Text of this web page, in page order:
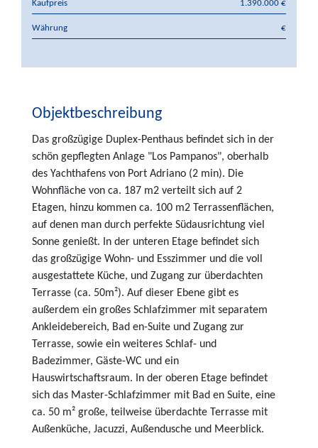
Kaufpreis 1.390.000 €
Währung €
Objektbeschreibung
Das großzügige Duplex-Penthaus befindet sich in der
schön gepflegten Anlage "Los Pampanos", oberhalb
des Yachthafens von Port Adriano (2 min). Die
Wohnfläche von ca. 187 m2 verteilt sich auf 2
Etagen, hinzu kommen ca. 100 m2 Terrassenflächen,
auf denen man durch perfekte Südausrichtung viel
Sonne genießt. In der unteren Etage befindet sich
das großzügige Wohn- und Esszimmer und die voll
ausgestattete Küche, und Zugang zur überdachten
Terrasse (ca. 50m²). Auf dieser Ebene gibt es
außerdem ein großes Schlafzimmer mit separatem
Ankleidebereich, Bad en-Suite und Zugang zur
Terrasse, sowie ein weiteres Schlaf- und
Badezimmer, Gäste-WC und ein
Hauswirtschaftsraum. In der oberen Etage befindet
sich das Master-Schlafzimmer mit Bad en Suite, eine
ca. 50 m² große, teilweise überdachte Terrasse mit
Außenküche, Jacuzzi, Außendusche und Meerblick.